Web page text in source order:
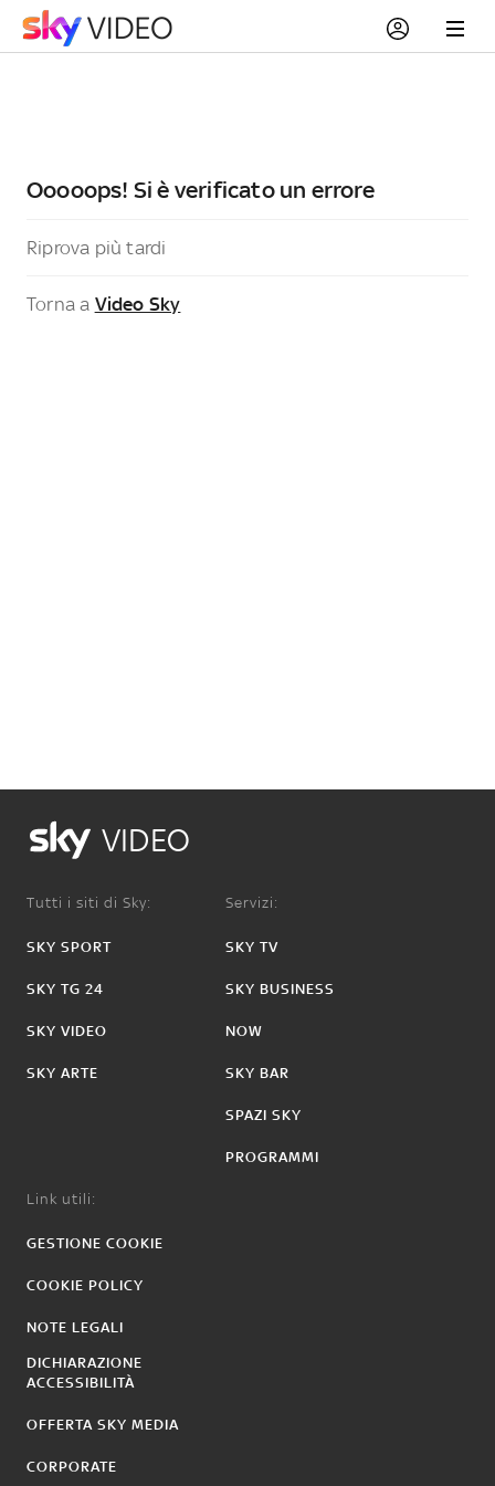
Ooooops! Si è verificato un errore
Riprova più tardi
Torna a Video Sky
VIDEO
Tutti i siti di Sky:
SKY SPORT
SKY TG 24
SKY VIDEO
SKY ARTE
Servizi:
SKY TV
SKY BUSINESS
NOW
SKY BAR
SPAZI SKY
PROGRAMMI
Link utili:
GESTIONE COOKIE
COOKIE POLICY
NOTE LEGALI
DICHIARAZIONE
ACCESSIBILITÀ
OFFERTA SKY MEDIA
CORPORATE